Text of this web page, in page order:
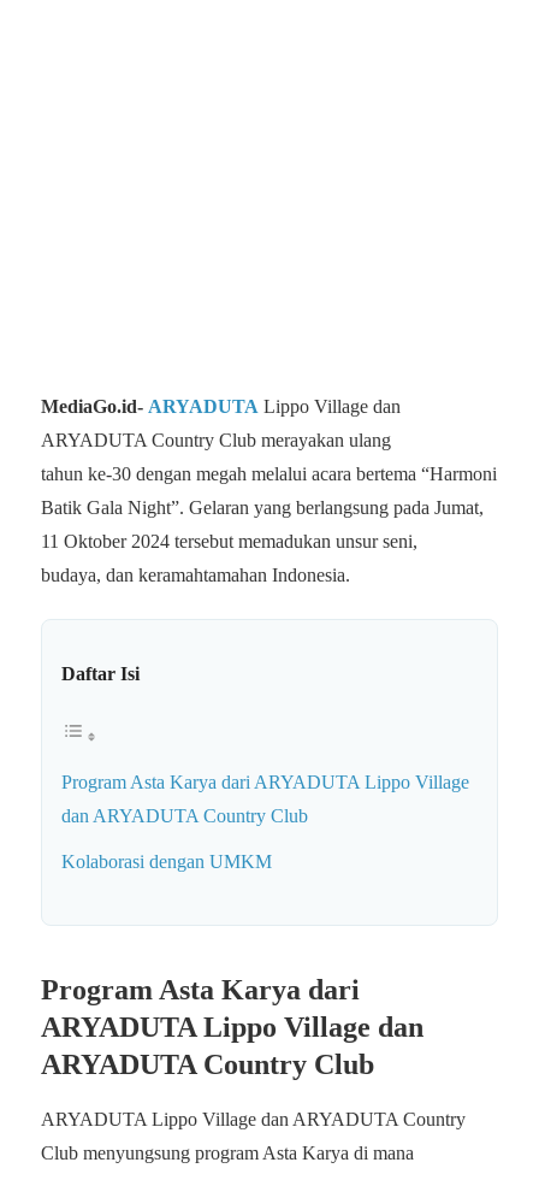
MediaGo.id- ARYADUTA Lippo Village dan
ARYADUTA Country Club merayakan ulang
tahun ke-30 dengan megah melalui acara bertema “Harmoni
Batik Gala Night”. Gelaran yang berlangsung pada Jumat,
11 Oktober 2024 tersebut memadukan unsur seni,
budaya, dan keramahtamahan Indonesia.
Daftar Isi
Program Asta Karya dari ARYADUTA Lippo Village
dan ARYADUTA Country Club
Kolaborasi dengan UMKM
Program Asta Karya dari
ARYADUTA Lippo Village dan
ARYADUTA Country Club
ARYADUTA Lippo Village dan ARYADUTA Country
Club menyungsung program Asta Karya di mana